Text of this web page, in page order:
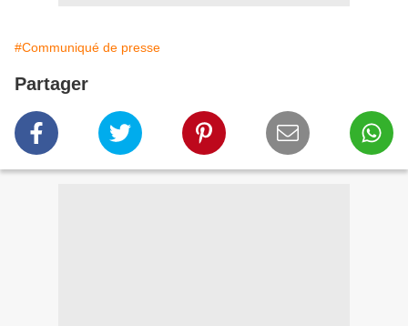
#Communiqué de presse
Partager